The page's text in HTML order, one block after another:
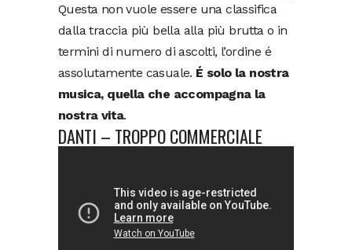
Questa non vuole essere una classifica
dalla traccia più bella alla più brutta o in
termini di numero di ascolti, l’ordine é
assolutamente casuale. É solo la nostra
musica, quella che accompagna la
nostra vita.
DANTI – TROPPO COMMERCIALE